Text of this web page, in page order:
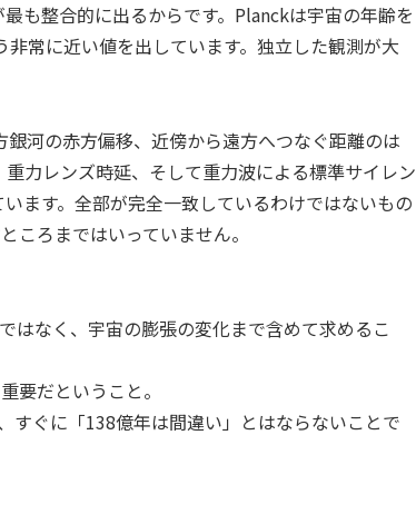
も整合的に出るからです。Planckは宇宙の年齢を
常に近い値を出しています。独立した観測が大
河の赤方偏移、近傍から遠方へつなぐ距離のは
力レンズ時延、そして重力波による標準サイレン
ます。全部が完全一致しているわけではないもの
ころまではいっていません。
はなく、宇宙の膨張の変化まで含めて求めるこ
要だということ。
すぐに「138億年は間違い」とはならないことで